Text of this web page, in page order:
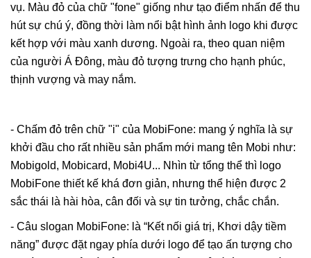
vụ. Màu đỏ của chữ "fone" giống như tạo điểm nhấn để thu
hút sự chú ý, đồng thời làm nổi bật hình ảnh logo khi được
kết hợp với màu xanh dương. Ngoài ra, theo quan niệm
của người Á Đông, màu đỏ tượng trưng cho hạnh phúc,
thịnh vượng và may nắm.
- Chấm đỏ trên chữ "i" của MobiFone: mang ý nghĩa là sự
khởi đầu cho rất nhiều sản phẩm mới mang tên Mobi như:
Mobigold, Mobicard, Mobi4U... Nhìn từ tổng thể thì logo
MobiFone thiết kế khá đơn giản, nhưng thể hiện được 2
sắc thái là hài hòa, cân đối và sự tin tưởng, chắc chắn.
- Câu slogan MobiFone: là “Kết nối giá trị, Khơi dậy tiềm
năng” được đặt ngay phía dưới logo để tạo ấn tượng cho